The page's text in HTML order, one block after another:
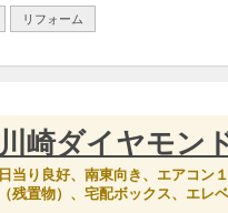
リフォーム
川崎ダイヤモン
日当り良好、南東向き、エアコン
（残置物）、宅配ボックス、エレ